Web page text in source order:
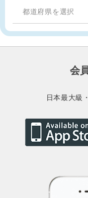
都道府県を選択
会
日本最大級